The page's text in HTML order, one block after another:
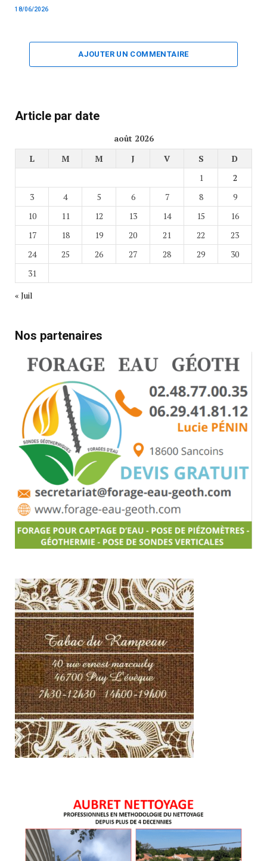
18/06/2026
AJOUTER UN COMMENTAIRE
Article par date
août 2026
L
M M J V S
D
1
2
3
4 5 6 7 8
9
10
11 12 13 14 15
16
17
18 19 20 21 22
23
24
25 26 27 28 29
30
31
« Juil
Nos partenaires